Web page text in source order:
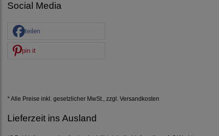
Social Media
teilen
pin it
* Alle Preise inkl. gesetzlicher MwSt., zzgl. Versandkosten
Lieferzeit ins Ausland